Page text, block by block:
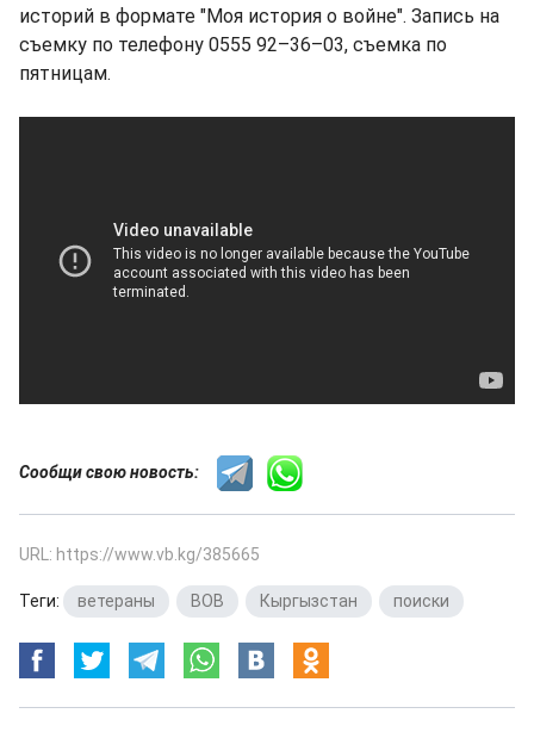
историй в формате "Моя история о войне". Запись на
съемку по телефону 0555 92–36–03, съемка по
пятницам.
Сообщи свою новость:
URL: https://www.vb.kg/385665
Теги: ветераны ВОВ Кыргызстан поиски